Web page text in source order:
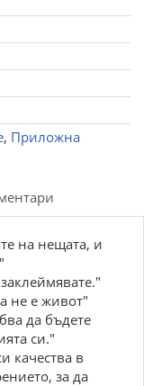
, Приложна
на нещата, и
не е живот"
да бъдете
си."
качества в
за да